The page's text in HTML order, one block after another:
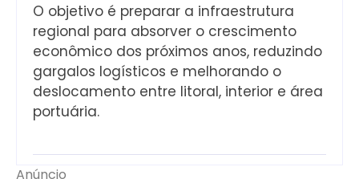
O objetivo é preparar a infraestrutura
regional para absorver o crescimento
econômico dos próximos anos, reduzindo
gargalos logísticos e melhorando o
deslocamento entre litoral, interior e área
portuária.
Anúncio